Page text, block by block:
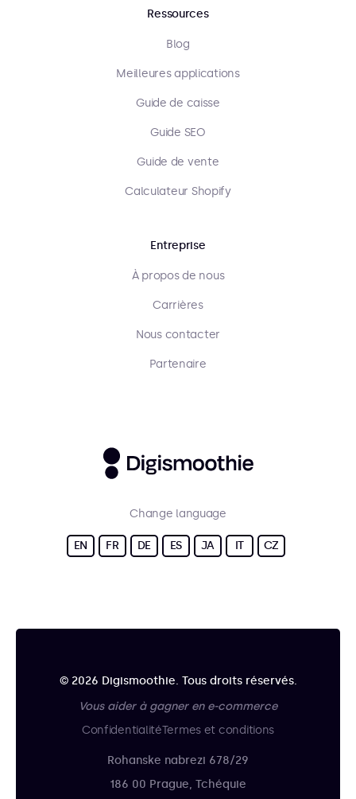
Ressources
Blog
Meilleures applications
Guide de caisse
Guide SEO
Guide de vente
Calculateur Shopify
Entreprise
À propos de nous
Carrières
Nous contacter
Partenaire
Change language
EN FR DE ES JA IT CZ
© 2026 Digismoothie. Tous droits réservés.
Vous aider à gagner en e-commerce
ConfidentialitéTermes et conditions
Rohanske nabrezi 678/29
186 00 Prague, Tchéquie